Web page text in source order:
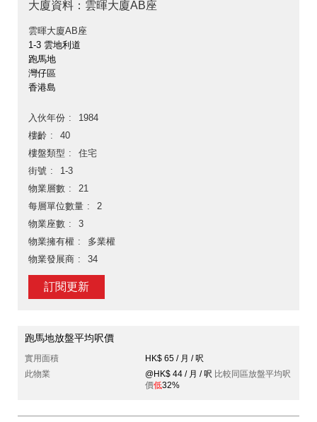
大廈資料：雲暉大廈AB座
雲暉大廈AB座
1-3 雲地利道
跑馬地
灣仔區
香港島
入伙年份
1984
樓齡
40
樓盤類型
住宅
街號
1-3
物業層數
21
每層單位數量
2
物業座數
3
物業擁有權
多業權
物業發展商
34
訂閱更新
跑馬地放盤平均呎價
實用面積
HK$ 65 / 月 / 呎
此物業
@HK$ 44 / 月 / 呎 比較同區放盤平均呎
價低32%